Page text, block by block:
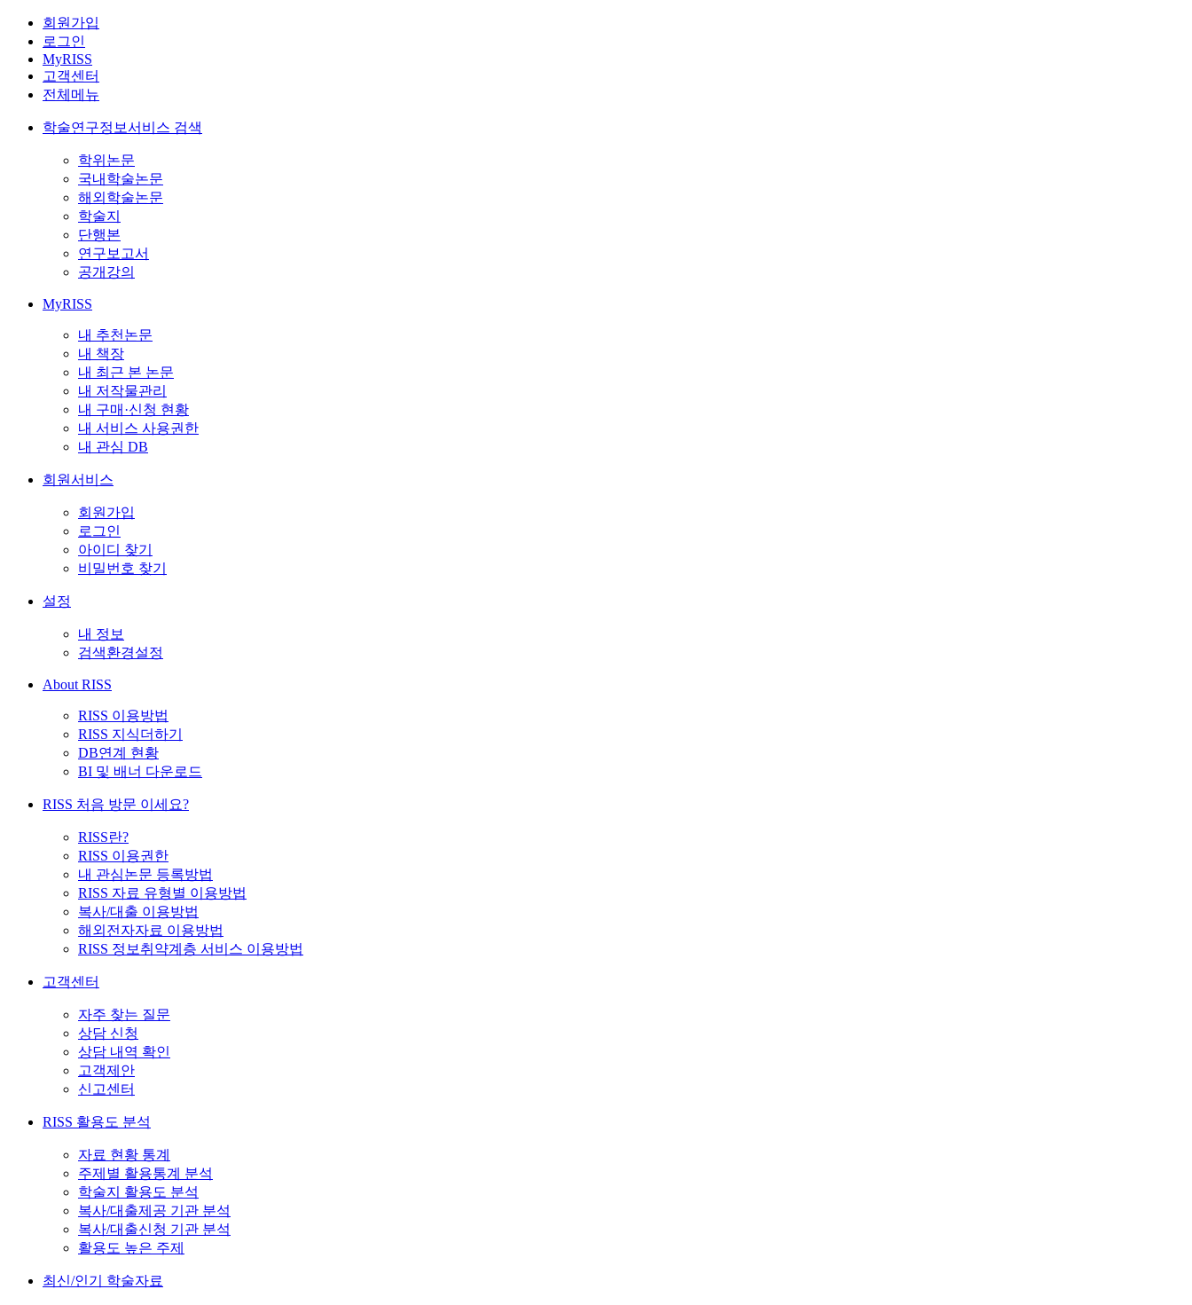
회원가입
로그인
MyRISS
고객센터
전체메뉴
학술연구정보서비스 검색
학위논문
국내학술논문
해외학술논문
학술지
단행본
연구보고서
공개강의
MyRISS
내 추천논문
내 책장
내 최근 본 논문
내 저작물관리
내 구매·신청 현황
내 서비스 사용권한
내 관심 DB
회원서비스
회원가입
로그인
아이디 찾기
비밀번호 찾기
설정
내 정보
검색환경설정
About RISS
RISS 이용방법
RISS 지식더하기
DB연계 현황
BI 및 배너 다운로드
RISS 처음 방문 이세요?
RISS란?
RISS 이용권한
내 관심논문 등록방법
RISS 자료 유형별 이용방법
복사/대출 이용방법
해외전자자료 이용방법
RISS 정보취약계층 서비스 이용방법
고객센터
자주 찾는 질문
상담 신청
상담 내역 확인
고객제안
신고센터
RISS 활용도 분석
자료 현황 통계
주제별 활용통계 분석
학술지 활용도 분석
복사/대출제공 기관 분석
복사/대출신청 기관 분석
활용도 높은 주제
최신/인기 학술자료